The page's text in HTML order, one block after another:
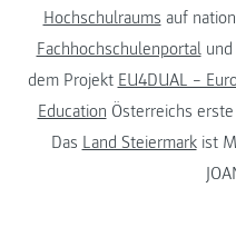
Hochschulraums auf
Fachhochschulenportalund
dem Projekt EU4DUAL –
Education Österreichs
Das Land Steiermarkist